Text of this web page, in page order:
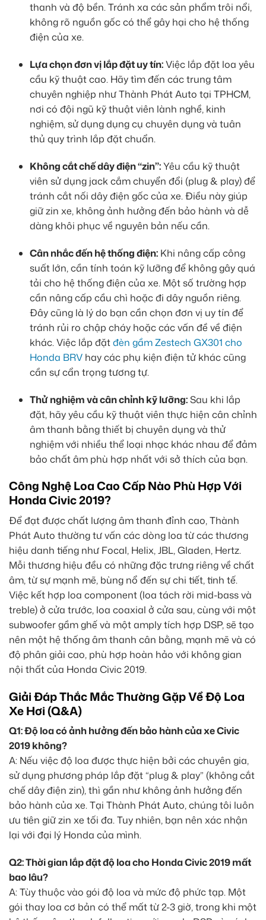
thanh và độ bền. Tránh xa các sản phẩm trôi nổi,
không rõ nguồn gốc có thể gây hại cho hệ thống
điện của xe.
Lựa chọn đơn vị lắp đặt uy tín:Việc lắp đặt loa yêu
cầu kỹ thuật cao. Hãy tìm đến các trung tâm
chuyên nghiệp như Thành Phát Auto tại TPHCM,
nơi có đội ngũ kỹ thuật viên lành nghề, kinh
nghiệm, sử dụng dụng cụ chuyên dụng và tuân
thủ quy trình lắp đặt chuẩn.
Không cắt chế dây điện “zin”:Yêu cầu kỹ thuật
viên sử dụng jack cắm chuyển đổi (plug & play) để
tránh cắt nối dây điện gốc của xe. Điều này giúp
giữ zin xe, không ảnh hưởng đến bảo hành và dễ
dàng khôi phục về nguyên bản nếu cần.
Cân nhắc đến hệ thống điện: Khi nâng cấp công
suất lớn, cần tính toán kỹ lưỡng để không gây quá
tải cho hệ thống điện của xe. Một số trường hợp
cần nâng cấp cầu chì hoặc đi dây nguồn riêng.
Đây cũng là lý do bạn cần chọn đơn vị uy tín để
tránh rủi ro chập cháy hoặc các vấn đề về điện
khác. Việc lắp đặtđèn gầm Zestech GX301 cho
Honda BRV hay các phụ kiện điện tử khác cũng
cần sự cẩn trọng tương tự.
Thử nghiệm và cân chỉnh kỹ lưỡng:Sau khi lắp
đặt, hãy yêu cầu kỹ thuật viên thực hiện cân chỉnh
âm thanh bằng thiết bị chuyên dụng và thử
nghiệm với nhiều thể loại nhạc khác nhau để đảm
bảo chất âm phù hợp nhất với sở thích của bạn.
Công Nghệ Loa Cao Cấp Nào Phù Hợp Với
Honda Civic 2019?
Để đạt được chất lượng âm thanh đỉnh cao, Thành
Phát Auto thường tư vấn các dòng loa từ các thương
hiệu danh tiếng như Focal, Helix, JBL, Gladen, Hertz.
Mỗi thương hiệu đều có những đặc trưng riêng về chất
âm, từ sự mạnh mẽ, bùng nổ đến sự chi tiết, tinh tế.
Việc kết hợp loa component (loa tách rời mid-bass và
treble) ở cửa trước, loa coaxial ở cửa sau, cùng với một
subwoofer gầm ghế và một amply tích hợp DSP, sẽ tạo
nên một hệ thống âm thanh cân bằng, mạnh mẽ và có
độ phân giải cao, phù hợp hoàn hảo với không gian
nội thất của Honda Civic 2019.
Giải Đáp Thắc Mắc Thường Gặp Về Độ Loa
Xe Hơi (Q&A)
Q1: Độ loa có ảnh hưởng đến bảo hành của xe Civic
2019 không?
A: Nếu việc độ loa được thực hiện bởi các chuyên gia,
sử dụng phương pháp lắp đặt “plug & play” (không cắt
chế dây điện zin), thì gần như không ảnh hưởng đến
bảo hành của xe. Tại Thành Phát Auto, chúng tôi luôn
ưu tiên giữ zin xe tối đa. Tuy nhiên, bạn nên xác nhận
lại với đại lý Honda của mình.
Q2: Thời gian lắp đặt độ loa cho Honda Civic 2019 mất
bao lâu?
A: Tùy thuộc vào gói độ loa và mức độ phức tạp. Một
gói thay loa cơ bản có thể mất từ 2-3 giờ, trong khi một